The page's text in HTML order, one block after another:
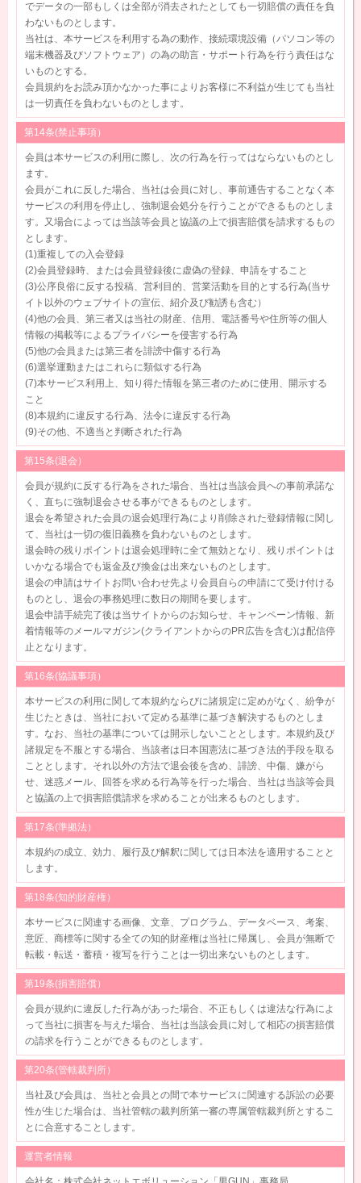
でデータの一部もしくは全部が消去されたとしても一切賠償の責任を負
わないものとします。
当社は、本サービスを利用する為の動作、接続環境設備（パソコン等の
端末機器及びソフトウェア）の為の助言・サポート行為を行う責任はな
いものとする。
会員規約をお読み頂かなかった事によりお客様に不利益が生じても当社
は一切責任を負わないものとします。
第14条(禁止事項）
会員は本サービスの利用に際し、次の行為を行ってはならないものとし
ます。
会員がこれに反した場合、当社は会員に対し、事前通告することなく本
サービスの利用を停止し、強制退会処分を行うことができるものとしま
す。又場合によっては当該等会員と協議の上で損害賠償を請求するもの
とします。
(1)重複しての入会登録
(2)会員登録時、または会員登録後に虚偽の登録、申請をすること
(3)公序良俗に反する投稿、営利目的、営業活動を目的とする行為(当サ
イト以外のウェブサイトの宣伝、紹介及び勧誘も含む）
(4)他の会員、第三者又は当社の財産、信用、電話番号や住所等の個人
情報の掲載等によるプライバシーを侵害する行為
(5)他の会員または第三者を誹謗中傷する行為
(6)選挙運動またはこれらに類似する行為
(7)本サービス利用上、知り得た情報を第三者のために使用、開示する
こと
(8)本規約に違反する行為、法令に違反する行為
(9)その他、不適当と判断された行為
第15条(退会）
会員が規約に反する行為をされた場合、当社は当該会員への事前承諾な
く、直ちに強制退会させる事ができるものとします。
退会を希望された会員の退会処理行為により削除された登録情報に関し
て、当社は一切の復旧義務を負わないものとします。
退会時の残りポイントは退会処理時に全て無効となり、残りポイントは
いかなる場合でも返金及び換金は出来ないものとします。
退会の申請はサイトお問い合わせ先より会員自らの申請にて受け付ける
ものとし、退会の事務処理に数日の期間を要します。
退会申請手続完了後は当サイトからのお知らせ、キャンペーン情報、新
着情報等のメールマガジン(クライアントからのPR広告を含む)は配信停
止となります。
第16条(協議事項）
本サービスの利用に関して本規約ならびに諸規定に定めがなく、紛争が
生じたときは、当社において定める基準に基づき解決するものとしま
す。なお、当社の基準については開示しないこととします。本規約及び
諸規定を不服とする場合、当該者は日本国憲法に基づき法的手段を取る
こととします。それ以外の方法で退会後を含め、誹謗、中傷、嫌がら
せ、迷惑メール、回答を求める行為等を行った場合、当社は当該等会員
と協議の上で損害賠償請求を求めることが出来るものとします。
第17条(準拠法）
本規約の成立、効力、履行及び解釈に関しては日本法を適用することと
します。
第18条(知的財産権）
本サービスに関連する画像、文章、プログラム、データベース、考案、
意匠、商標等に関する全ての知的財産権は当社に帰属し、会員が無断で
転載・転送・蓄積・複写を行うことは一切出来ないものとします。
第19条(損害賠償）
会員が規約に違反した行為があった場合、不正もしくは違法な行為によ
って当社に損害を与えた場合、当社は当該会員に対して相応の損害賠償
の請求を行うことができるものとします。
第20条(管轄裁判所）
当社及び会員は、当社と会員との間で本サービスに関連する訴訟の必要
性が生じた場合は、当社管轄の裁判所第一審の専属管轄裁判所とするこ
とに合意することします。
運営者情報